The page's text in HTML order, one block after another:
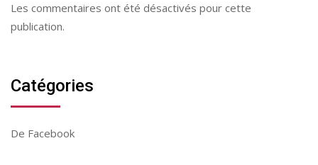
Les commentaires ont été désactivés pour cette
publication.
Catégories
De Facebook